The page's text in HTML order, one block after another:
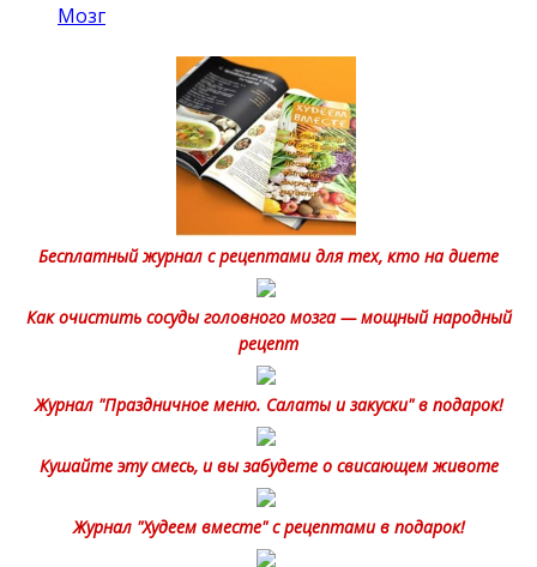
Мозг
Бесплатный журнал с рецептами для тех, кто на диете
Как очистить сосуды головного мозга — мощный народный
рецепт
Журнал "Праздничное меню. Салаты и закуски" в подарок!
Кушайте эту смесь, и вы забудете о свисающем животе
Журнал "Худеем вместе" с рецептами в подарок!